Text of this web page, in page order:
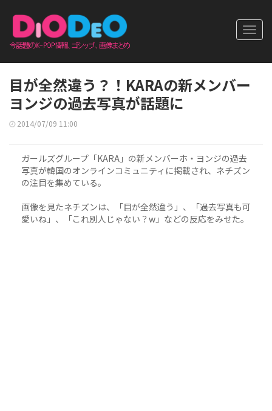
目が全然違う？！KARAの新メンバー
ヨンジの過去写真が話題に
2014/07/09 11:00
ガールズグループ「KARA」の新メンバーホ・ヨンジの過去
写真が韓国のオンラインコミュニティに掲載され、ネチズン
の注目を集めている。
画像を見たネチズンは、「目が全然違う」、「過去写真も可
愛いね」、「これ別人じゃない？w」などの反応をみせた。